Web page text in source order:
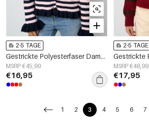
2-5 TAGE
Gestrickte Polyesterfaser Damen-Cardigan Casual Streifen
MSRP €45,99
€16,95
2-5 TAGE
MSRP €48,99
€17,95
1 2 3 4 5 6 7